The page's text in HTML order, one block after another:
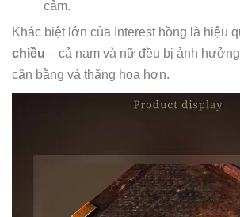
cảm.
Khác biệt lớn của Interest hồng là hiệu
chiều – cả nam và nữ đều bị ảnh
cân bằng và thăng hoa hơn.